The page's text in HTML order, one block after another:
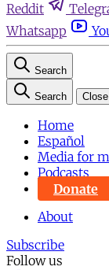
Reddit
Whatsapp
Search
Search Close
Home
Español
Media for
Podcasts
Donate
About
Subscribe
Follow us